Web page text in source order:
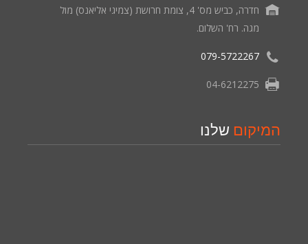
חדרה, כביש מס' 4, צומת חרושת (צמיגי אליאנס) מול
מגה. רח' השלום.
079-5722267
04-6212275
המיקום שלנו